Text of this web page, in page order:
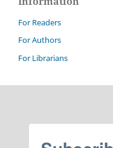
For Readers
For Authors
For Librarians